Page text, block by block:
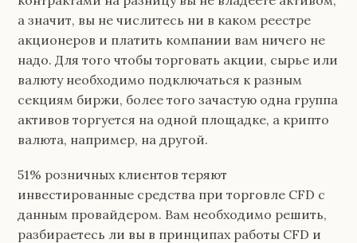
а значит, вы не числитесь ни в каком реестре
акционеров и платить компании вам ничего не
надо. Для того чтобы торговать акции, сырье или
валюту необходимо подключаться к разным
секциям биржи, более того зачастую одна группа
активов торгуется на одной площадке, а крипто
валюта, например, на другой.
51% розничных клиентов теряют
инвестированные средства при торговле CFD с
данным провайдером. Вам необходимо решить,
разбираетесь ли вы в принципах работы CFD и